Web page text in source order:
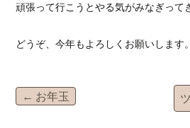
頑張って行こうとやる気がみなぎって
どうぞ、今年もよろしくお願いします。
投
← お年玉